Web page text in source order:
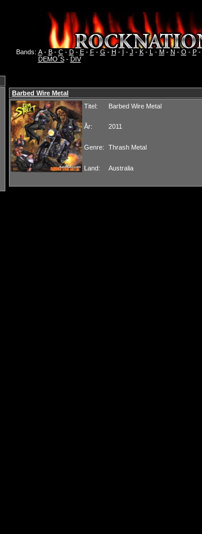
Bands: A- B- C- D- E- F- G - H - I - J - K- L - M- N - O - P-
DEMO´S- DIV
Barbed Wire Metal
Titel:
Barbed Wire Metal
År: 2011
Genre: Thrash Metal
Land: Australia